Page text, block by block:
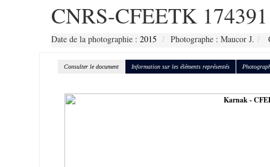
CNRS-CFEETK 174391
Date de la photographie : 2015 Photographe : Maucor J.
Consulter le document Information sur les éléments représentés